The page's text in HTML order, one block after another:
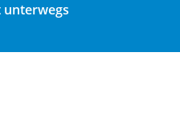
unterwegs